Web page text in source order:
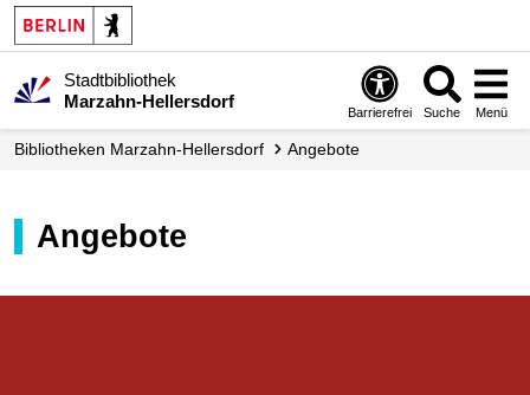
Stadtbibliothek
Marzahn-Hellersdorf
Barrierefrei Suche Menü
Biblio­theken Marzahn-Hellersdorf Angebote
Angebote